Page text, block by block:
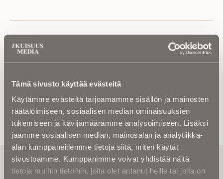
Tämä sivusto käyttää evästeitä
Käytämme evästeitä tarjoamamme sisällön ja mainosten
räätälöimiseen, sosiaalisen median ominaisuuksien
tukemiseen ja kävijämäärämme analysoimiseen. Lisäksi
jaamme sosiaalisen median, mainosalan ja analytiikka-
alan kumppaneillemme tietoja siitä, miten käytät
sivustoamme. Kumppanimme voivat yhdistää näitä
tietoja muihin tietoihin, joita olet antanut heille tai joita on
040 327 4538
Vieraile yrityksen sivustolla
Tilaa uutiskirje - Pääset heti parhaiden
artikkelien pariin!